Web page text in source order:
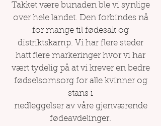
Takket være bunaden ble vi synlige
over hele landet. Den forbindes nå
for mange til fødesak og
distriktskamp. Vi har flere steder
hatt flere markeringer hvor vi har
vært tydelig på at vi krever en bedre
fødselsomsorg for alle kvinner og
stans i
nedleggelser av våre gjenværende
fødeavdelinger.